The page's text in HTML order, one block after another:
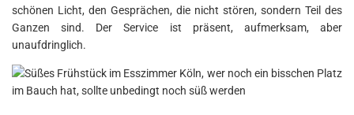
schönen Licht, den Gesprächen, die nicht stören, sondern Teil des
Ganzen sind. Der Service ist präsent, aufmerksam, aber
unaufdringlich.